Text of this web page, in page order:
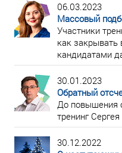
06.03.2023
Массовый
Участники
как
кандидатами
30.01.2023
Обратный
До повышения
тренинг
30.12.2022